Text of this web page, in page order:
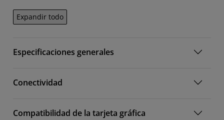
Expandir todo
Especificaciones generales
Conectividad
Compatibilidad de la tarjeta gráfica